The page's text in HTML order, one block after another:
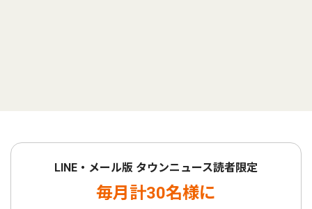
LINE・メール版 タウンニュース読者限定
毎月計30名様に